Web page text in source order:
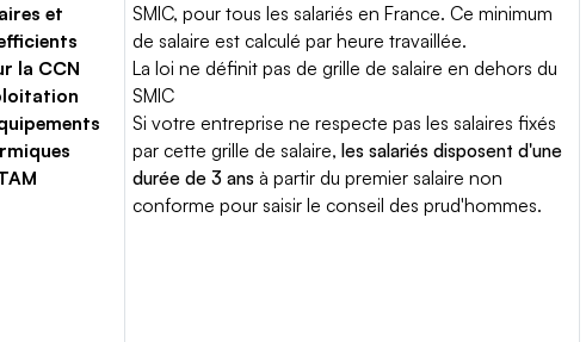
et
la CCN
SMIC, pour tous les salariés en France. Ce minimum
de salaire est calculé par heure travaillée.
La loi ne définit pas de grille de salaire en dehors du
SMIC
Si votre entreprise ne respecte pas les salaires fixés
par cette grille de salaire,les salariés disposent d'une
durée de 3 ans à partir du premier salaire non
conforme pour saisir le conseil des prud'hommes.